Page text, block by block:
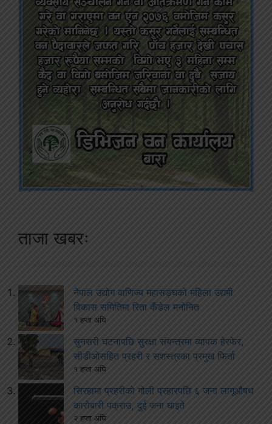
ताजा खबरः
नेपाल उद्योग वाणिज्य महासङ्घको महिला उद्यमी
विकास समितिमा रिता कँडेल मनोनित
१ हप्ता अघि
सुनसरी घटनापछि सुरक्षा संयन्त्रमा व्यापक हेरफेर,
सीडीओसहित प्रहरी र सशस्त्रका प्रमुख फिर्ता
१ हप्ता अघि
सिरहामा प्रहरीको गोली प्रहारपछि ६ जना लागूऔषध
कारोबारी पक्राउ, दुई जना घाइते
२ हप्ता अघि